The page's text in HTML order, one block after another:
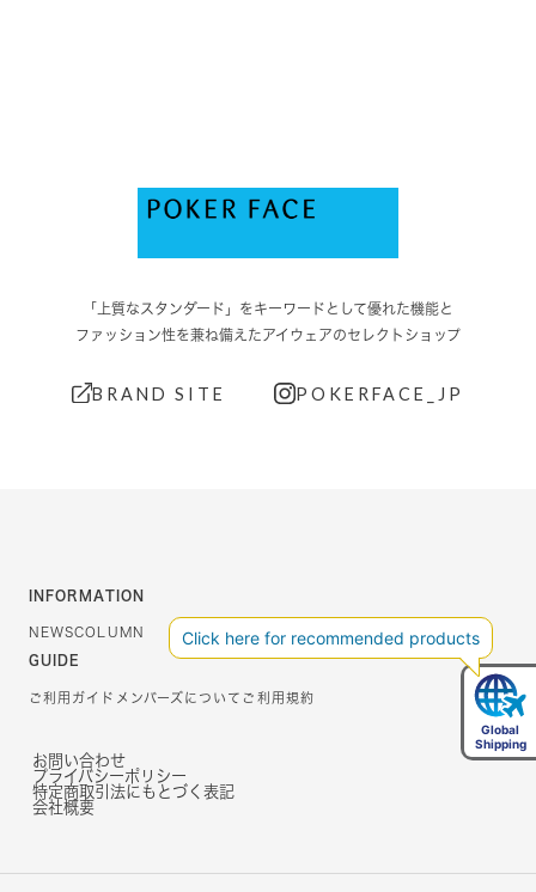
「上質なスタンダード」をキーワードとして優れた機能と
ファッション性を兼ね備えたアイウェアのセレクトショップ
BRAND SITE POKERFACE_JP
INFORMATION
NEWSCOLUMN
GUIDE
ご利用ガイド メンバーズについて ご利用規約
お問い合わせ
プライバシーポリシー
特定商取引法にもとづく表記
会社概要